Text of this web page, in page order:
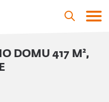
DOMU 417 M²,